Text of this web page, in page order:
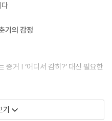
기의 감정
증거 | ‘어디서 감히?’ 대신 필요한
충분히 들어주자 | 지나친 관심은
기